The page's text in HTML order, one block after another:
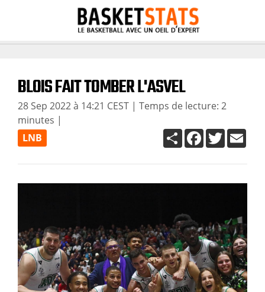
BLOIS FAIT TOMBER L'ASVEL
28 Sep 2022 à 14:21 CEST | Temps de lecture: 2
minutes |
LNB
S
h
a
r
F
a
c
e
o
T
w
t
e
i